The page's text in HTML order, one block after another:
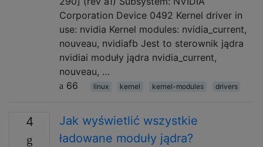
Corporation Device 0492 Kernel driver in
use: nvidia Kernel modules: nvidia_current,
nouveau, nvidiafb Jest to sterownik jądra
nvidiai moduły jądra nvidia_current,
nouveau, …
66
linux kernel kernel-modules drivers
4
Jak wyświetlić wszystkie
ładowane moduły jądra?